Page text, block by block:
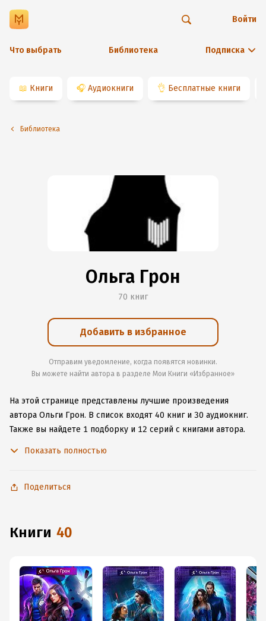
Что выбрать Библиотека Подписка
Войти
📖 Книги 🎧 Аудиокниги 👌 Бесплатные книги
Библиотека
Ольга Грон
70 книг
Добавить в избранное
Отправим уведомление, когда появятся новинки.
Вы можете найти автора в разделе Мои Книги «Избранное»
На этой странице представлены лучшие произведения
автора Ольги Грон. В список входят 40 книг и 30 аудиокниг.
Также вы найдете 1 подборку и 12 серий с книгами автора.
чтобы не расставаться с любимыми произведениями даже
Показать полностью
Поделиться
книги 40